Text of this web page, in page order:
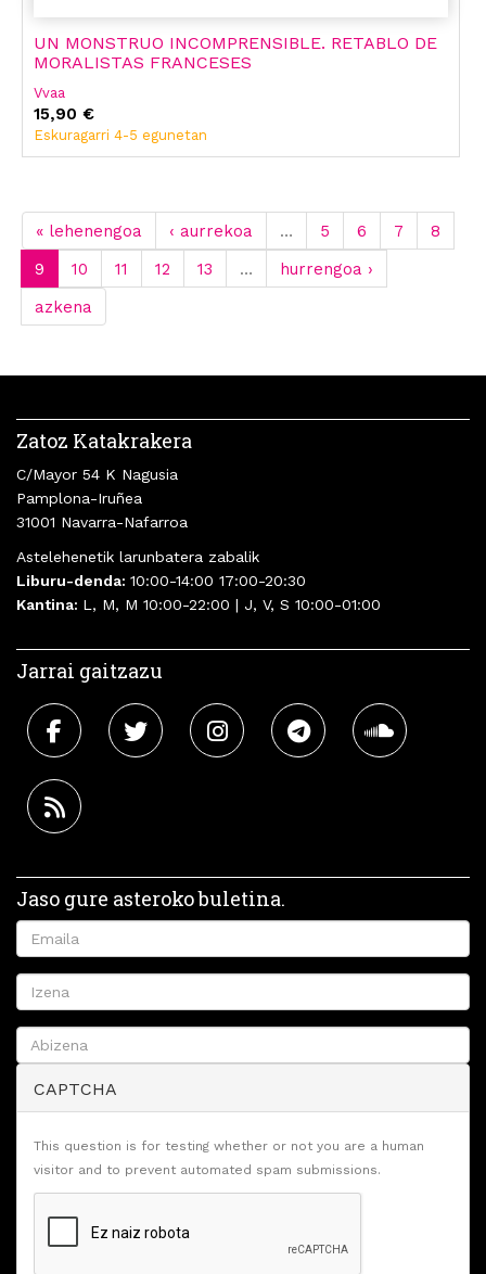
UN MONSTRUO INCOMPRENSIBLE. RETABLO DE
MORALISTAS FRANCESES
Vvaa
15,90 €
Eskuragarri 4-5 egunetan
« lehenengoa ‹ aurrekoa … 5 6 7
8
9
10 11 12 13 …
hurrengoa ›
azkena
Zatoz Katakrakera
C/Mayor 54 K Nagusia
Pamplona-Iruñea
31001 Navarra-Nafarroa
Astelehenetik larunbatera zabalik
Liburu-denda: 10:00-14:00 17:00-20:30
Kantina: L, M, M 10:00-22:00 | J, V, S 10:00-01:00
Jarrai gaitzazu
Jaso gure asteroko buletina.
CAPTCHA
This question is for testing whether or not you are a human
visitor and to prevent automated spam submissions.